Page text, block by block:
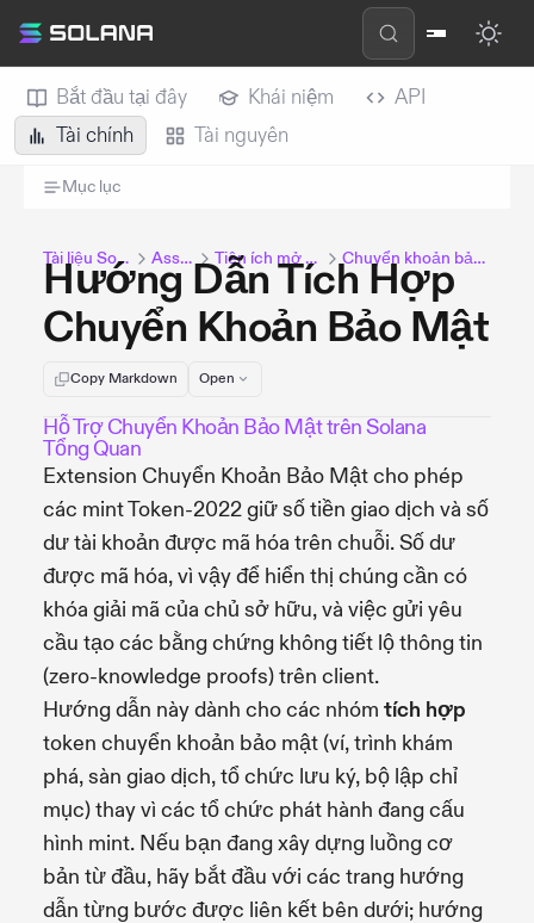
Bắt đầu tại đây Khái niệm
API
Tài chính
Tài nguyên
Mục lục
Tài liệu Solana Assets Tiện ích mở rộng Chuyển khoản bảo mật
Hướng Dẫn Tích Hợp
Chuyển Khoản Bảo Mật
Copy Markdown Open
Hỗ Trợ Chuyển Khoản Bảo Mật trên Solana
Tổng Quan
Extension Chuyển Khoản Bảo Mật cho phép
các mint Token-2022 giữ số tiền giao dịch và số
dư tài khoản được mã hóa trên chuỗi. Số dư
được mã hóa, vì vậy để hiển thị chúng cần có
khóa giải mã của chủ sở hữu, và việc gửi yêu
cầu tạo các bằng chứng không tiết lộ thông tin
(zero-knowledge proofs) trên client.
Hướng dẫn này dành cho các nhóm tích hợp
token chuyển khoản bảo mật (ví, trình khám
phá, sàn giao dịch, tổ chức lưu ký, bộ lập chỉ
mục) thay vì các tổ chức phát hành đang cấu
hình mint. Nếu bạn đang xây dựng luồng cơ
bản từ đầu, hãy bắt đầu với các trang hướng
dẫn từng bước được liên kết bên dưới; hướng